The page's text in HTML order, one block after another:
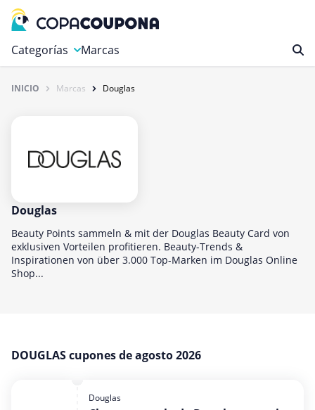
Categorías
Autos y Motocicletas
Educación y carreras
Gastronomía y Bebidas
Hogar, Jardín y Mascotas
Internet y Telecomunicaciones
Juegos
Oficina, fotografía e impresión
Marcas
INICIO Marcas Douglas
Douglas
Beauty Points sammeln & mit der Douglas Beauty Card von
exklusiven Vorteilen profitieren. Beauty-Trends &
Inspirationen von über 3.000 Top-Marken im Douglas Online
Shop...
DOUGLAS cupones de agosto 2026
Douglas